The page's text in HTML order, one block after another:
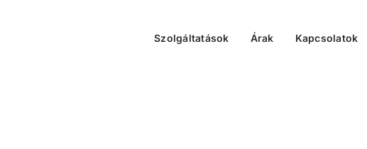
Szolgáltatások Árak Kapcsolatok